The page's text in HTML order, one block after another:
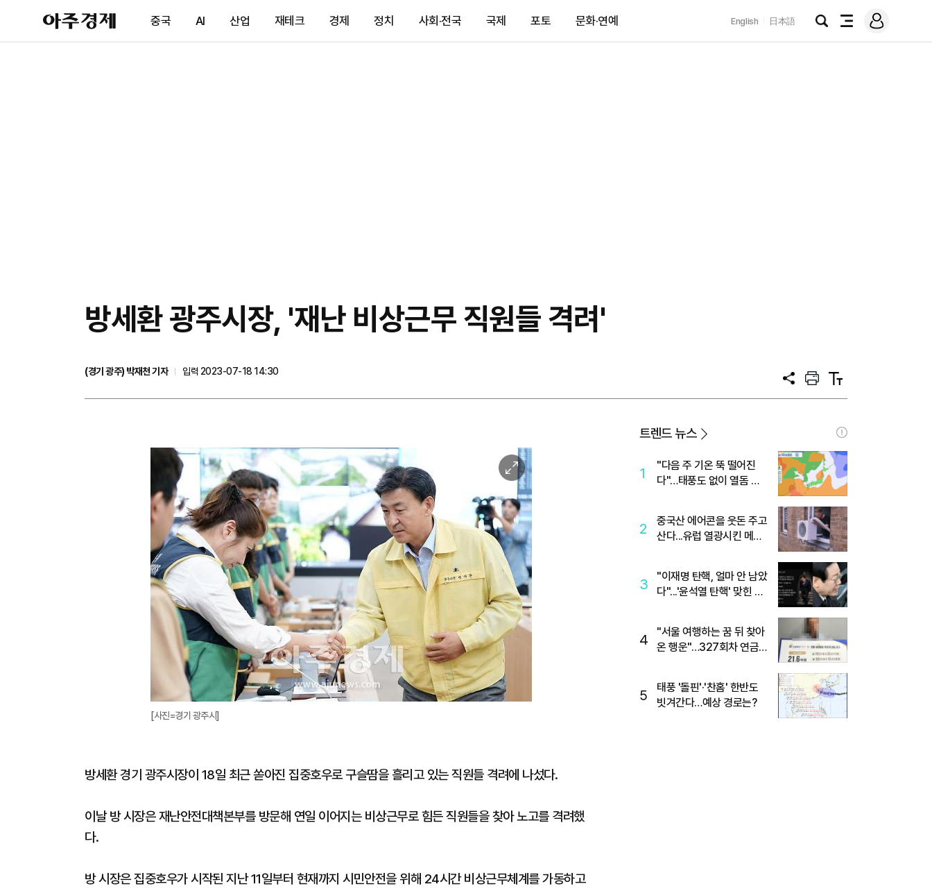
아
주
제
중국 AI 산업 재테크 경제 정치 사회·전국 국제 포토 문화·연예 English 日本語
검
전
메
그
방세환 광주시장, '재난 비상근무 직원들 격려'
(경기 광주) 박재천 기자
입력 2023-07-18 14:30
공
프
트
텍
트
이
미
지
확
대
[사진=경기 광주시]
방세환 경기 광주시장이 18일 최근 쏟아진 집중호우로 구슬땀을 흘리고 있는 직원들 격려에 나섰다.
이날 방 시장은 재난안전대책본부를 방문해 연일 이어지는 비상근무로 힘든 직원들을 찾아 노고를 격려했
다.
방 시장은 집중호우가 시작된 지난 11일부터 현재까지 시민안전을 위해 24시간 비상근무체계를 가동하고
트렌드 뉴스
1
"다음 주 기온 뚝 떨어진
다"…태풍도 없이 열돔 박
2
중국산 에어콘을 웃돈 주고
산다...유럽 열광시킨 메이
3
"이재명 탄핵, 얼마 안 남았
다"...'윤석열 탄핵' 맞힌 무
4
"서울 여행하는 꿈 뒤 찾아
온 행운"…327회차 연금
5
태풍 '돌핀'·'찬홈' 한반도
빗겨간다…예상 경로는?